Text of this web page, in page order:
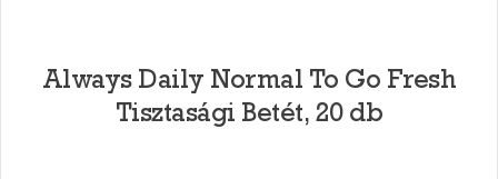
Always Daily Normal To Go Fresh
Tisztasági Betét, 20 db